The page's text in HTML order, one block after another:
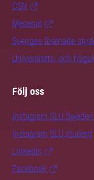
CSN
Mecenat
Sveriges förenade
Universitets- och
Följ oss
Instagram SLU.Sweden
Instagram SLU.student
LinkedIn
Facebook